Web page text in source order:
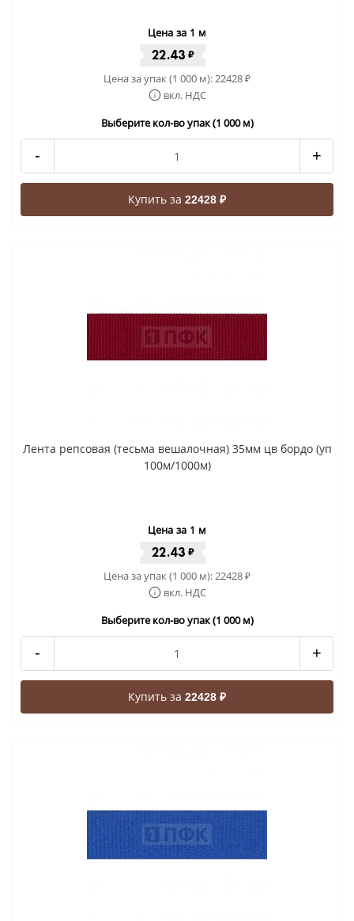
Цена за 1 м
22.43 ₽
Цена за упак (1 000 м):22428₽
вкл. НДС
Выберите кол-во упак (1 000 м)
- +
Купить за 22428 ₽
Лента репсовая (тесьма вешалочная) 35мм цв бордо (уп
100м/1000м)
Цена за 1 м
22.43 ₽
Цена за упак (1 000 м):22428₽
вкл. НДС
Выберите кол-во упак (1 000 м)
- +
Купить за 22428 ₽